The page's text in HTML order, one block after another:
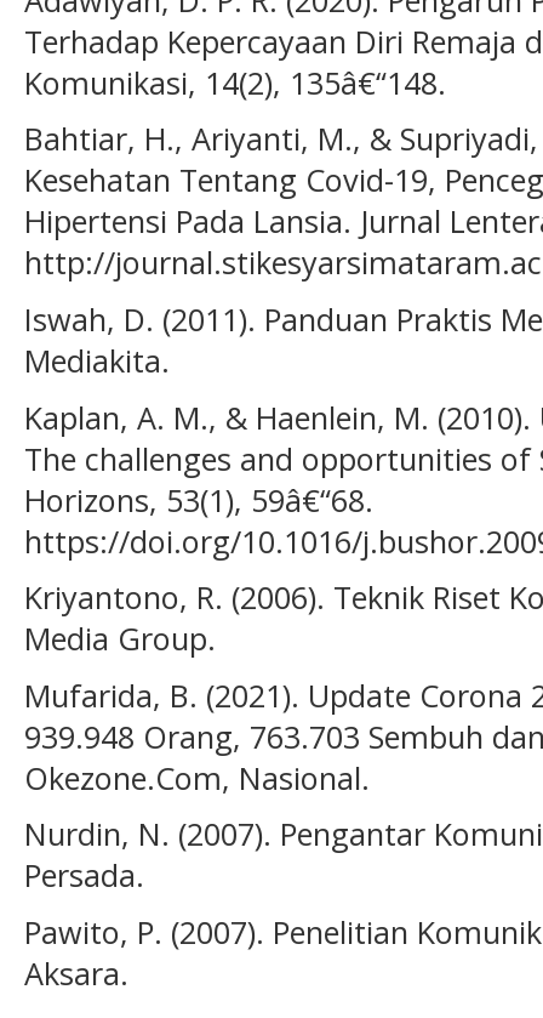
Terhadap Kepercayaan Diri Remaja
Komunikasi, 14(2), 135â€“148.
Bahtiar, H., Ariyanti, M., &
Kesehatan Tentang Covid-19,
Hipertensi Pada Lansia. Jurnal
http://
Iswah, D. (2011). Panduan Praktis
Mediakita.
Kaplan, A. M., & Haenlein, M.
The challenges and opportunities of
Horizons, 53(1), 59â€“68.
https://doi.org/10.1016/
Kriyantono, R. (2006). Teknik Riset
Media Group.
Mufarida, B. (2021). Update Corona
939.948 Orang, 763.703 Sembuh
Okezone.Com, Nasional.
Nurdin, N. (2007). Pengantar
Persada.
Pawito, P. (2007). Penelitian
Aksara.